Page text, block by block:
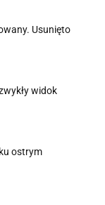
Usunięto
widok
ostrym